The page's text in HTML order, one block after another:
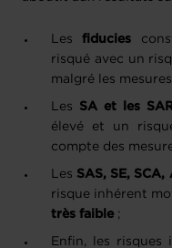
Lesfiducies
risqué avec un
malgré les
Les SA et les
élevé et un
compte des
Les SAS, SE,
risque inhérent
très faible ;
Enfin, les risques